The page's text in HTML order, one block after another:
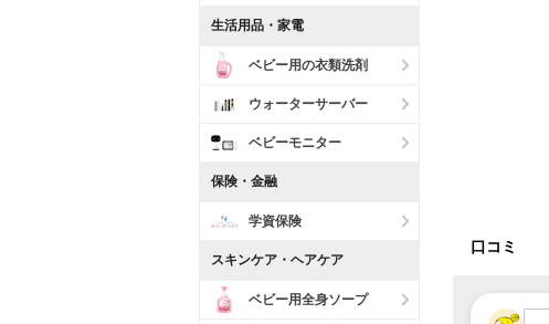
生活用品・家電
ベビー用の衣類洗剤
ウォーターサーバー
ベビーモニター
保険・金融
学資保険
スキンケア・ヘアケア
ベビー用全身ソープ
口コミ